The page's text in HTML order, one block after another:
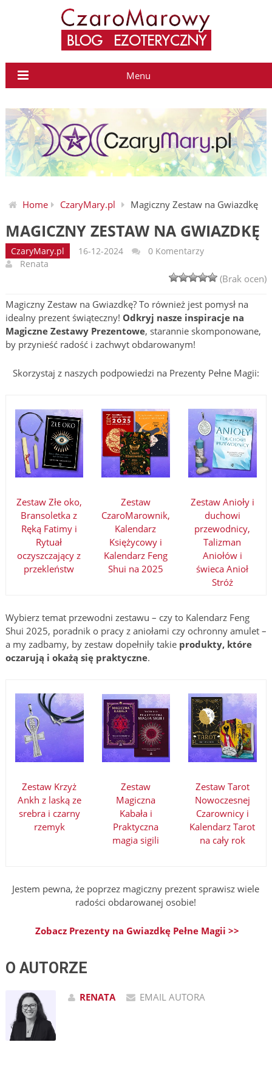
Menu
Home CzaryMary.pl Magiczny Zestaw na Gwiazdkę
MAGICZNY ZESTAW NA GWIAZDKĘ
CzaryMary.pl 16-12-2024
0 Komentarzy
Renata
(Brak ocen)
Magiczny Zestaw na Gwiazdkę? To również jest pomysł na
idealny prezent świąteczny! Odkryj nasze inspiracje na
Magiczne Zestawy Prezentowe, starannie skomponowane,
by przynieść radość i zachwyt obdarowanym!
Skorzystaj z naszych podpowiedzi na Prezenty Pełne Magii:
Zestaw Złe oko,
Bransoletka z
Ręką Fatimy i
Rytuał
oczyszczający z
przekleństw
Zestaw
CzaroMarownik,
Kalendarz
Księżycowy i
Kalendarz Feng
Shui na 2025
Zestaw Anioły i
duchowi
przewodnicy,
Talizman
Aniołów i
świeca Anioł
Stróż
Wybierz temat przewodni zestawu – czy to Kalendarz Feng
Shui 2025, poradnik o pracy z aniołami czy ochronny amulet –
a my zadbamy, by zestaw dopełniły takie produkty, które
oczarują i okażą się praktyczne.
Zestaw Krzyż
Ankh z laską ze
srebra i czarny
rzemyk
Zestaw
Magiczna
Kabała i
Praktyczna
magia sigili
Zestaw Tarot
Nowoczesnej
Czarownicy i
Kalendarz Tarot
na cały rok
Jestem pewna, że poprzez magiczny prezent sprawisz wiele
radości obdarowanej osobie!
Zobacz Prezenty na Gwiazdkę Pełne Magii >>
O AUTORZE
RENATA EMAIL AUTORA